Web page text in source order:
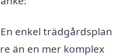
En enkel trädgårdsplan
än en mer komplex